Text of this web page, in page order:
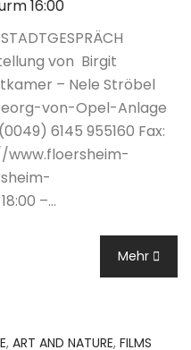
von Birgit
– Nele Ströbel
von-Opel-Anlage
6145 955160 Fax:
www.floersheim-
–…
Mehr
, ART AND NATURE, FILMS